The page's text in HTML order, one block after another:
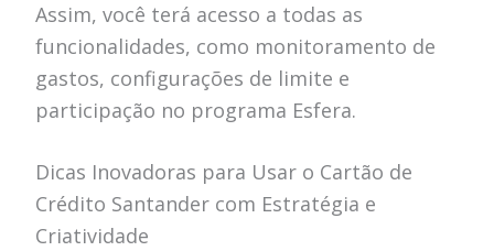
Assim, você terá acesso a todas as
funcionalidades, como monitoramento de
gastos, configurações de limite e
participação no programa Esfera.
Dicas Inovadoras para Usar o Cartão de
Crédito Santander com Estratégia e
Criatividade